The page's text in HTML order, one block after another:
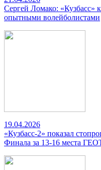
Сергей Ломако: «Кузбасс»
опытными волейболистами
19.04.2026
«Кузбасс-2» показал
Финала за 13-16 места